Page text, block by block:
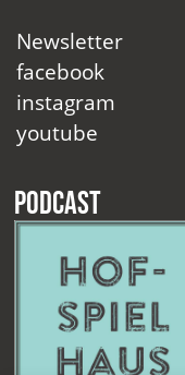
Newsletter
facebook
instagram
youtube
Podcast